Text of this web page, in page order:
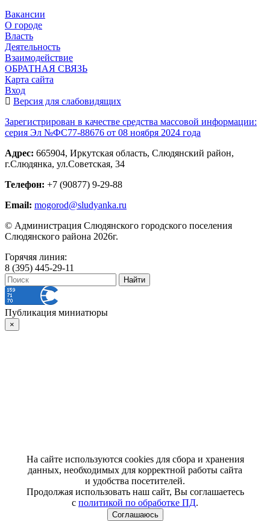
Вакансии
О городе
Власть
Деятельность
Взаимодействие
ОБРАТНАЯ СВЯЗЬ
Карта сайта
Вход
Версия для слабовидящих
Зарегистрирован в качестве средства массовой информации:
серия Эл №ФС77-88676 от 08 ноября 2024 года
Адрес: 665904, Иркутская область, Слюдянский район,
г.Слюдянка, ул.Советская, 34
Телефон: +7 (90877) 9-29-88
Email: mogorod@sludyanka.ru
© Администрация Слюдянского городского поселения
Слюдянского района 2026г.
Горячяя линия:
8 (395) 445-29-11
Публикация миниатюры
×
На сайте используются cookies для сбора и хранения
данных, необходимых для корректной работы сайта
и удобства посетителей.
Продолжая использовать наш сайт, Вы соглашаетесь
с политикой по обработке ПД.
Соглашаюсь